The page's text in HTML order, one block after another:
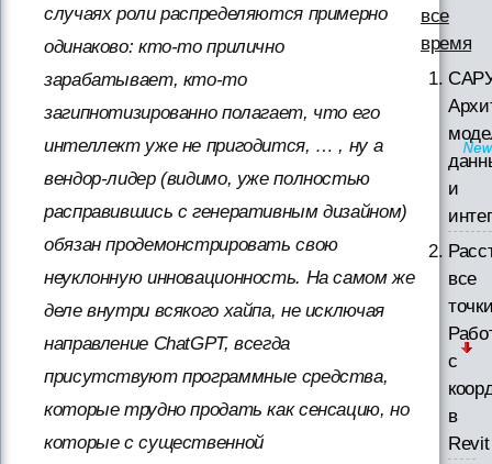
случаях роли распределяются примерно
одинаково: кто-то прилично
зарабатывает, кто-то
загипнотизированно полагает, что его
интеллект уже не пригодится, … , ну а
вендор-лидер (видимо, уже полностью
расправившись с генеративным дизайном)
обязан продемонстрировать свою
неуклонную инновационность. На самом же
деле внутри всякого хайпа, не исключая
направление ChatGPT, всегда
присутствуют программные средства,
которые трудно продать как сенсацию, но
которые с существенной
все
время
и
все
с
в
Revit